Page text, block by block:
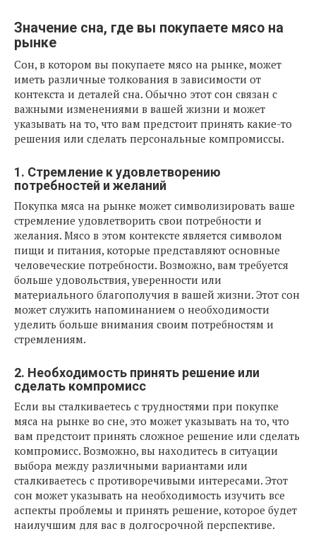
Значение сна, где вы покупаете мясо на
рынке
Сон, в котором вы покупаете мясо на рынке, может
иметь различные толкования в зависимости от
контекста и деталей сна. Обычно этот сон связан с
важными изменениями в вашей жизни и может
указывать на то, что вам предстоит принять какие-то
решения или сделать персональные компромиссы.
1. Стремление к удовлетворению
потребностей и желаний
Покупка мяса на рынке может символизировать ваше
стремление удовлетворить свои потребности и
желания. Мясо в этом контексте является символом
пищи и питания, которые представляют основные
человеческие потребности. Возможно, вам требуется
больше удовольствия, уверенности или
материального благополучия в вашей жизни. Этот сон
может служить напоминанием о необходимости
уделить больше внимания своим потребностям и
стремлениям.
2. Необходимость принять решение или
сделать компромисс
Если вы сталкиваетесь с трудностями при покупке
мяса на рынке во сне, это может указывать на то, что
вам предстоит принять сложное решение или сделать
компромисс. Возможно, вы находитесь в ситуации
выбора между различными вариантами или
сталкиваетесь с противоречивыми интересами. Этот
сон может указывать на необходимость изучить все
аспекты проблемы и принять решение, которое будет
наилучшим для вас в долгосрочной перспективе.